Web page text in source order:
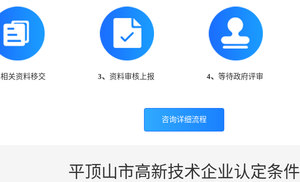
相关资料移交 3、资料审核上报 4、等待政府评审
咨询详细流程
平顶山市高新技术企业认定条件